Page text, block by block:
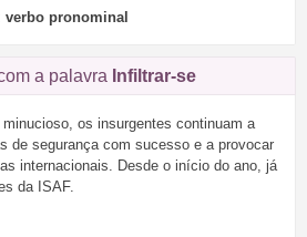
verbo pronominal
a palavra Infiltrar-se
os insurgentes continuam a
de segurança com sucesso e a provocar
internacionais. Desde o início do ano, já
da ISAF.